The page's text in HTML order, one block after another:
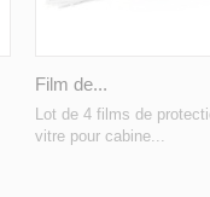
Film de...
Lot de 4 films de
vitre pour cabine...